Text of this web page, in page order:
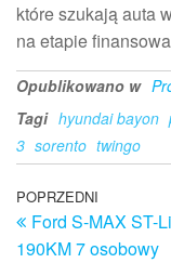
które szukają auta
na etapie
Opublikowano w
Tagi hyundai bayon
3 sorento twingo
Nawigacja
wpisu
Poprzedni
wpis
POPRZEDNI
Ford S-MAX ST-
190KM 7 osobowy